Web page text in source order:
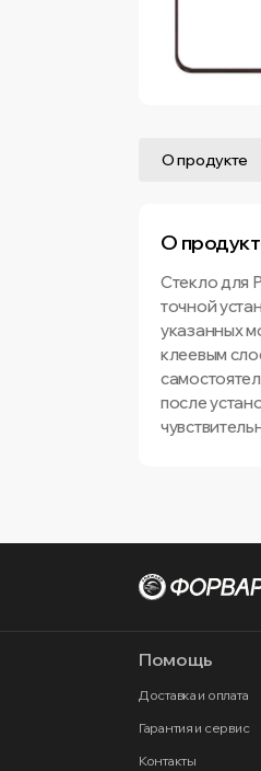
О продукте
О
Стекло для
точной
указанных
клеевым
после
Помощь
Доставка и оплата
Гарантия и сервис
Контакты